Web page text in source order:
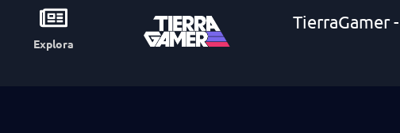
Explora
TierraGamer